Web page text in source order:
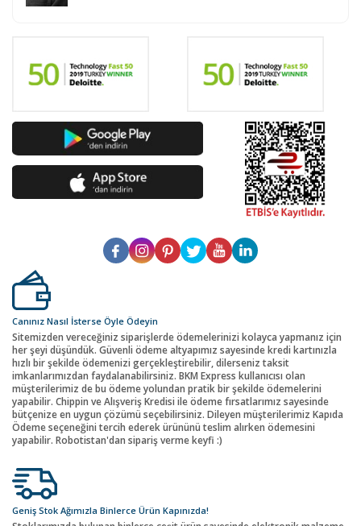
Canınız Nasıl İsterse Öyle Ödeyin
Sitemizden vereceğiniz siparişlerde ödemelerinizi kolayca yapmanız için
her şeyi düşündük. Güvenli ödeme altyapımız sayesinde kredi kartınızla
hızlı bir şekilde ödemenizi gerçekleştirebilir, dilerseniz taksit
imkanlarımızdan faydalanabilirsiniz. BKM Express kullanıcısı olan
müşterilerimiz de bu ödeme yolundan pratik bir şekilde ödemelerini
yapabilir. Chippin ve Alışveriş Kredisi ile ödeme fırsatlarımız sayesinde
bütçenize en uygun çözümü seçebilirsiniz. Dileyen müşterilerimiz Kapıda
Ödeme seçeneğini tercih ederek ürününü teslim alırken ödemesini
yapabilir. Robotistan'dan sipariş verme keyfi :)
Geniş Stok Ağımızla Binlerce Ürün Kapınızda!